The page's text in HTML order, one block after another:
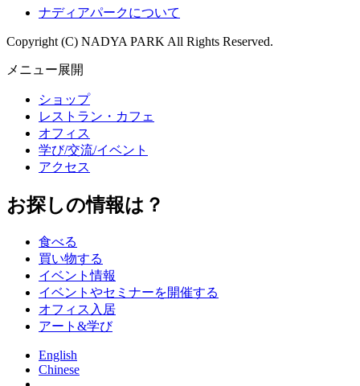
ナディアパークについて
Copyright (C) NADYA PARK All Rights Reserved.
メニュー展開
ショップ
レストラン・カフェ
オフィス
学び/交流/イベント
アクセス
お探しの情報は？
食べる
買い物する
イベント情報
イベントやセミナーを開催する
オフィス入居
アート&学び
English
Chinese